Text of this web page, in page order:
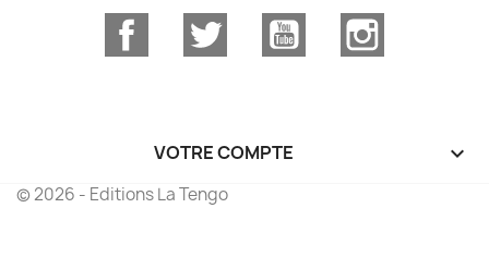
Facebook Twitter YouTube
VOTRE COMPTE 
© 2026 - Editions La Tengo